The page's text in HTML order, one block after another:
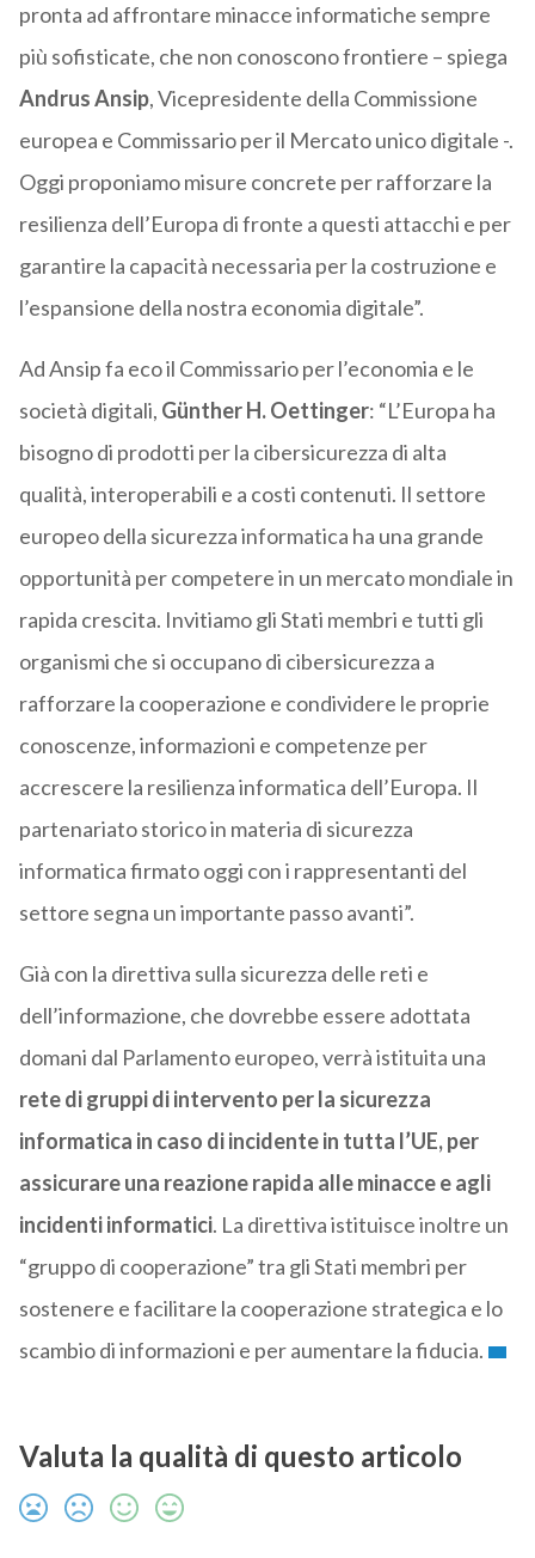
pronta ad affrontare minacce informatiche sempre
più sofisticate, che non conoscono frontiere – spiega
AndrusAnsip, Vicepresidente della Commissione
europea e Commissario per il Mercato unico digitale -.
Oggi proponiamo misure concrete per rafforzare la
resilienza dell’Europa di fronte a questi attacchi e per
garantire la capacità necessaria per la costruzione e
l’espansione della nostra economia digitale”.
Ad Ansip fa eco il Commissario per l’economia e le
società digitali, GüntherH.Oettinger: “L’Europa ha
bisogno di prodotti per la cibersicurezza di alta
qualità, interoperabili e a costi contenuti. Il settore
europeo della sicurezza informatica ha una grande
opportunità per competere in un mercato mondiale in
rapida crescita. Invitiamo gli Stati membri e tutti gli
organismi che si occupano di cibersicurezza a
rafforzare la cooperazione e condividere le proprie
conoscenze, informazioni e competenze per
accrescere la resilienza informatica dell’Europa. Il
partenariato storico in materia di sicurezza
informatica firmato oggi con i rappresentanti del
settore segna un importante passo avanti”.
Già con la direttiva sulla sicurezza delle reti e
dell’informazione, che dovrebbe essere adottata
domani dal Parlamento europeo, verrà istituita una
rete di gruppi di intervento per la sicurezza
informatica in caso di incidente in tutta l’UE, per
assicurare una reazione rapida alle minacce e agli
incidenti informatici. La direttiva istituisce inoltre un
“gruppo di cooperazione” tra gli Stati membri per
sostenere e facilitare la cooperazione strategica e lo
scambio di informazioni e per aumentare la fiducia.
Valuta la qualità di questo articolo